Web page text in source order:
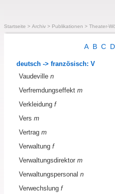
Startseite > Archiv > Publikationen > Theater-
A B C
deutsch -> französisch: V
Vaudeville n
Verfremdungseffekt m
Verkleidung f
Vers m
Vertrag m
Verwaltung f
Verwaltungsdirektor m
Verwaltungspersonal n
Verwechslung f